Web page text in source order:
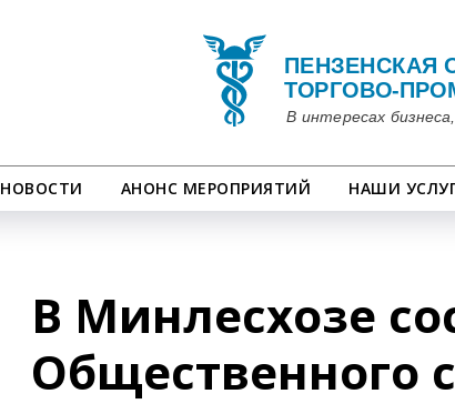
НОВОСТИ АНОНС МЕРОПРИЯТИЙ НАШИ
В Минлесхозе
Общественного